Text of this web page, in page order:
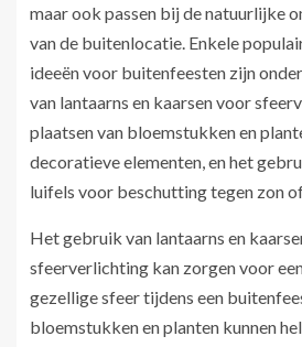
maar ook passen bij de natuurlijke
van de buitenlocatie. Enkele
ideeën voor buitenfeesten zijn
van lantaarns en kaarsen voor
plaatsen van bloemstukken en
decoratieve elementen, en het
luifels voor beschutting tegen zon
Het gebruik van lantaarns en
sfeerverlichting kan zorgen voor
gezellige sfeer tijdens een
bloemstukken en planten kunnen